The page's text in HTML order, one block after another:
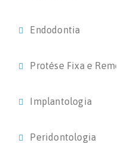
Endodontia
Protése Fixa e
Implantologia
Peridontologia